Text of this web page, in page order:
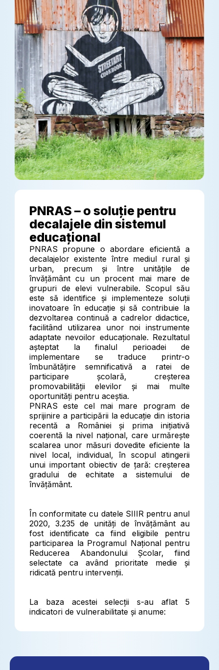
PNRAS – o soluție pentru
decalajele din sistemul
educațional
PNRAS propune o abordare eficientă a
decalajelor existente între mediul rural și
urban, precum și între unitățile de
învățământ cu un procent mai mare de
grupuri de elevi vulnerabile. Scopul său
este să identifice și implementeze soluții
inovatoare în educație și să contribuie la
dezvoltarea continuă a cadrelor didactice,
facilitând utilizarea unor noi instrumente
adaptate nevoilor educaționale. Rezultatul
așteptat la finalul perioadei de
implementare se traduce printr-o
îmbunătățire semnificativă a ratei de
participare școlară, creșterea
promovabilității elevilor și mai multe
oportunități pentru aceștia.
PNRAS este cel mai mare program de
sprijinire a participării la educație din istoria
recentă a României și prima inițiativă
coerentă la nivel național, care urmărește
scalarea unor măsuri dovedite eficiente la
nivel local, individual, în scopul atingerii
unui important obiectiv de țară: creșterea
gradului de echitate a sistemului de
învățământ.
În conformitate cu datele SIIIR pentru anul
2020, 3.235 de unități de învățământ au
fost identificate ca fiind eligibile pentru
participarea la Programul Național pentru
Reducerea Abandonului Școlar, fiind
selectate ca având prioritate medie și
ridicată pentru intervenții.
La baza acestei selecții s-au aflat 5
indicatori de vulnerabilitate și anume: